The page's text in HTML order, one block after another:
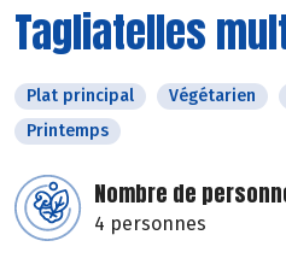
Tagliatelles
Plat principal Végétarien
Printemps
Nombre de
4 personnes